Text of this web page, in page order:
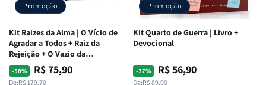
Promoção
Kit Raizes da Alma | O Vício de
Agradar a Todos + Raiz da
Rejeição + O Vazio da
Insatisfação.
-58%
Preço
De:R$ 179,70
PreçoR$ 75,90
Promoção
Kit Quarto de Guerra | Livro +
Devocional
-37%
Preço
De:R$ 89,90
PreçoR$ 56,90